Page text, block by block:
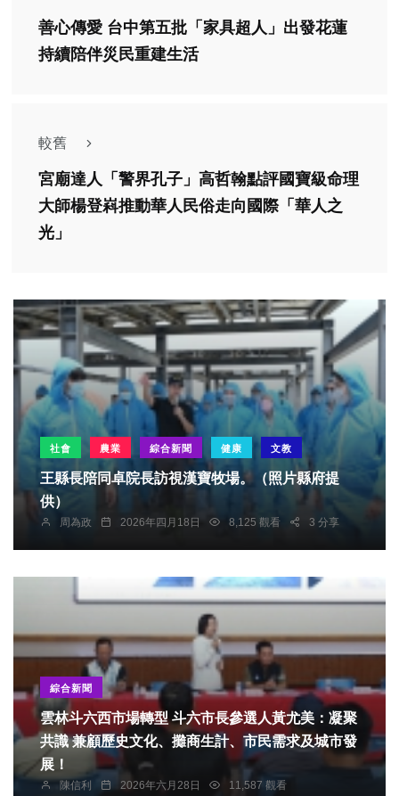
善心傳愛 台中第五批「家具超人」出發花蓮
持續陪伴災民重建生活
較舊
宮廟達人「警界孔子」高哲翰點評國寶級命理
大師楊登嵙推動華人民俗走向國際「華人之
光」
社會 農業 綜合新聞 健康 文教
王縣長陪同卓院長訪視漢寶牧場。（照片縣府提
供）
周為政 2026年四月18日 8,125 觀看 3 分享
綜合新聞
雲林斗六西市場轉型 斗六市長參選人黃尤美：凝聚
共識 兼顧歷史文化、攤商生計、市民需求及城市發
展！
陳信利 2026年六月28日
11,587 觀看